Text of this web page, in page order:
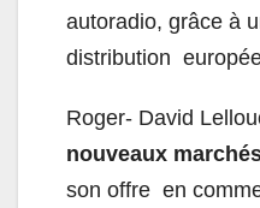
autoradio, grâce à
distribution
Roger- David
nouveaux
son offre en